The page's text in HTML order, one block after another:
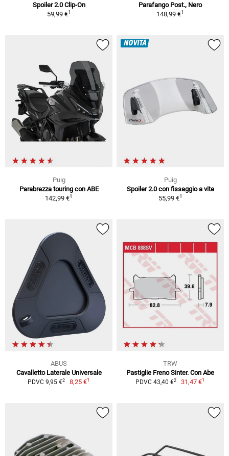
Spoiler 2.0 Clip-On
59,99 €1
Parafango Post., Nero
148,99 €1
Puig
Parabrezza touring con ABE
142,99 €1
NOVITÀ
Puig
Spoiler 2.0 con fissaggio a vite
55,99 €1
ABUS
Cavalletto Laterale Universale
PDVC 9,95 €2 8,25 €1
TRW
Pastiglie Freno Sinter. Con Abe
PDVC 43,40 €2 31,47 €1